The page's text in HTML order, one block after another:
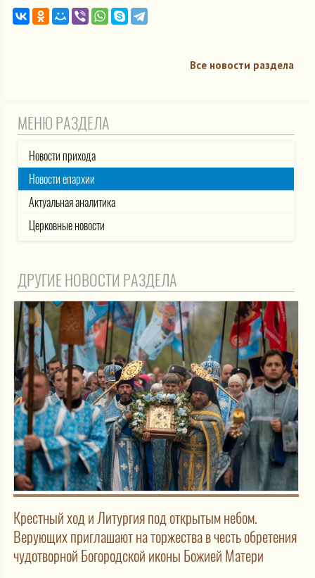
Все новости раздела
МЕНЮ РАЗДЕЛА
Новости прихода
Новости епархии
Актуальная аналитика
Церковные новости
ДРУГИЕ НОВОСТИ РАЗДЕЛА
Крестный ход и Литургия под открытым небом.
Верующих приглашают на торжества в честь обретения
чудотворной Богородской иконы Божией Матери